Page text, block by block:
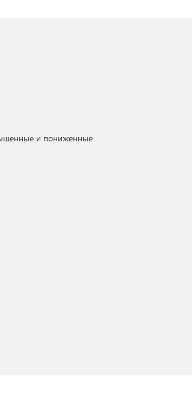
и пониженные